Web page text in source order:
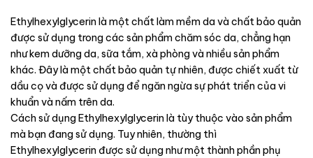
Ethylhexylglycerin là một chất làm mềm da và chất bảo quản
được sử dụng trong các sản phẩm chăm sóc da, chẳng hạn
như kem dưỡng da, sữa tắm, xà phòng và nhiều sản phẩm
khác. Đây là một chất bảo quản tự nhiên, được chiết xuất từ ​​
dầu cọ và được sử dụng để ngăn ngừa sự phát triển của vi
khuẩn và nấm trên da.
Cách sử dụng Ethylhexylglycerin là tùy thuộc vào sản phẩm
mà bạn đang sử dụng. Tuy nhiên, thường thì
Ethylhexylglycerin được sử dụng như một thành phần phụ